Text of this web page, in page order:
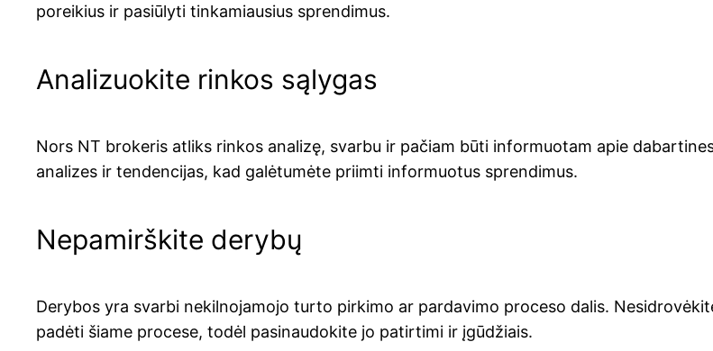
poreikius ir pasiūlyti tinkamiausius sprendimus.
Analizuokite rinkos sąlygas
Nors NT brokeris atliks rinkos analizę, svarbu ir pačiam būti informuotam apie
analizes ir tendencijas, kad galėtumėte priimti informuotus sprendimus.
Nepamirškite derybų
Derybos yra svarbi nekilnojamojo turto pirkimo ar pardavimo proceso dalis.
padėti šiame procese, todėl pasinaudokite jo patirtimi ir įgūdžiais.